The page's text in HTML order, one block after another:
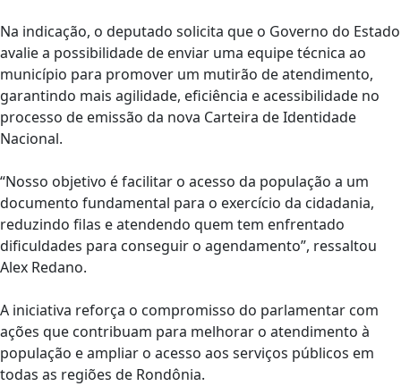
Na indicação, o deputado solicita que o Governo do Estado
avalie a possibilidade de enviar uma equipe técnica ao
município para promover um mutirão de atendimento,
garantindo mais agilidade, eficiência e acessibilidade no
processo de emissão da nova Carteira de Identidade
Nacional.
“Nosso objetivo é facilitar o acesso da população a um
documento fundamental para o exercício da cidadania,
reduzindo filas e atendendo quem tem enfrentado
dificuldades para conseguir o agendamento”, ressaltou
Alex Redano.
A iniciativa reforça o compromisso do parlamentar com
ações que contribuam para melhorar o atendimento à
população e ampliar o acesso aos serviços públicos em
todas as regiões de Rondônia.